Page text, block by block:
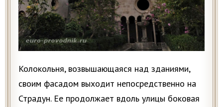
Колокольня, возвышающаяся над зданиями,
своим фасадом выходит непосредственно на
Страдун. Ее продолжает вдоль улицы боковая